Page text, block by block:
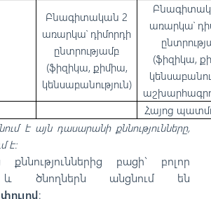
Բնագիտական 2
առարկա՝ դիմորդի
ընտրությամբ
(ֆիզիկա, քիմիա,
կենսաբանություն)
առարկա՝
(ֆիզիկա,
Հայոց
է այն դասարանի քննությունները,
է։
քննություններից բացի` բոլոր
և ծնողներն անցնում են
: